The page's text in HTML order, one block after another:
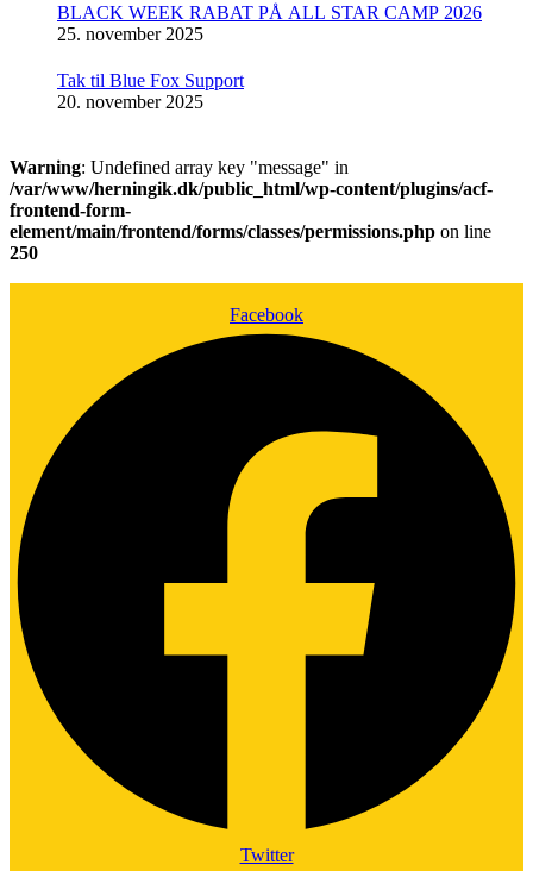
BLACK WEEK RABAT PÅ ALL STAR CAMP 2026
25. november 2025
Tak til Blue Fox Support
20. november 2025
Warning: Undefined array key "message" in
/var/www/herningik.dk/public_html/wp-content/plugins/acf-
frontend-form-
element/main/frontend/forms/classes/permissions.php on line
250
Facebook
Twitter